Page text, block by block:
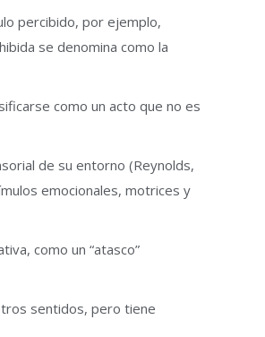
percibido, por ejemplo,
se denomina como la
como un acto que no es
de su entorno (Reynolds,
emocionales, motrices y
como un “atasco”
sentidos, pero tiene